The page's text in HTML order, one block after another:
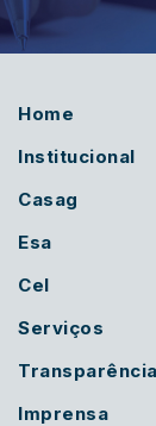
Home
Institucional
Casag
Esa
Cel
Serviços
Transparência
Imprensa